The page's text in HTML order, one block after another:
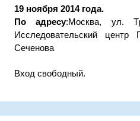
19 ноября 2014 года.
По адресу:Москва, ул.
Исследовательский
Сеченова
Вход свободный.